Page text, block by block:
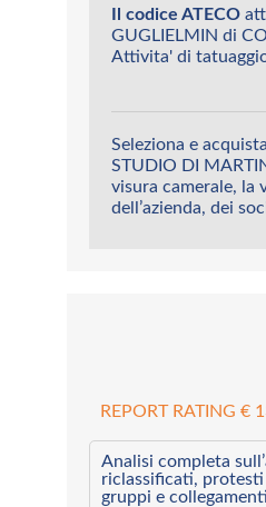
Il codice ATECO
GUGLIELMIN di
Attivita' di
Seleziona e
STUDIO DI
visura camerale, la
dell’azienda, dei
REPORT RATING €
Analisi completa
riclassificati, protesti
gruppi e